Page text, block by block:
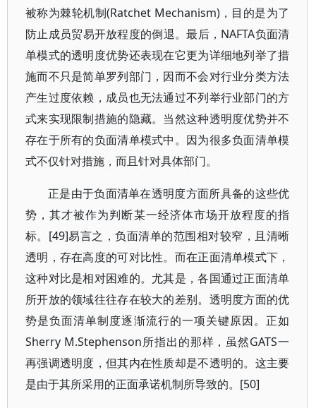
被称为棘轮机制(Ratchet Mechanism)，目的是为了
防止成员贸易开放程度的倒退。最后，NAFTA负面清
单模式的透明度优势还表现在它更为详细地列举了措
施而不只是简单罗列部门，因而不会对行业分类方法
产生过度依赖，成员也无法通过不列举行业部门的方
式来实现限制措施的隐藏。当然这种透明度优势并不
存在于所有的负面清单模式中。因为很多负面清单模
式不仅针对措施，而且针对具体部门。
正是由于负面清单在透明度方面所具备的这些优
势，其才被作为判断某一经济体市场开放程度的指
标。[49]易言之，负面清单的范围相对较窄，且清晰
透明，存在高度的可对比性。而在正面清单模式下，
这种对比是相对困难的。尤其是，各国通过正面清单
所开放的领域往往存在较大的差别。透明度方面的优
势是负面清单制度逐渐流行的一项关键原因。正如
Sherry M.Stephenson所指出的那样，虽然GATS一
再强调透明度，但其内在性质却是不透明的。这主要
是由于其所采用的正面承诺机制所导致的。[50]